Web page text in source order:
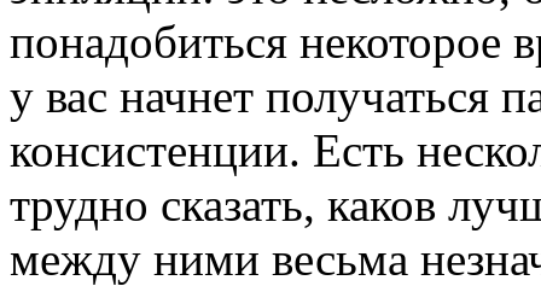
понадобиться некоторое
у вас начнет получаться
консистенции. Есть
трудно сказать, каков
между ними весьма